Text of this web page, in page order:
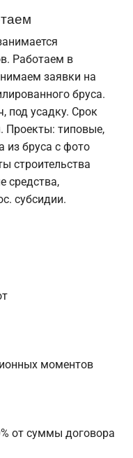
Работаем в
заявки на
бруса.
под усадку. Срок
Проекты: типовые,
из бруса с фото
строительства
средства,
субсидии.
моментов
от суммы договора